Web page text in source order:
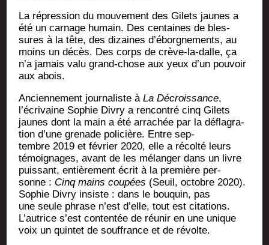
La répres­sion du mou­ve­ment des Gilets jaunes a
été un car­nage humain. Des cen­taines de bles­
sures à la tête, des dizaines d’éborgnements, au
moins un décès. Des corps de crève-la-dalle, ça
n’a jamais valu grand-chose aux yeux d’un pou­voir
aux abois.
Ancien­ne­ment jour­na­liste à La Décrois­sance,
l’écrivaine Sophie Divry a ren­con­tré cinq Gilets
jaunes dont la main a été arra­chée par la défla­gra­
tion d’une gre­nade poli­cière. Entre sep­
tembre 2019 et février 2020, elle a récol­té leurs
témoi­gnages, avant de les mélan­ger dans un livre
puis­sant, entiè­re­ment écrit à la pre­mière per­
sonne : Cinq mains cou­pées (Seuil, octobre 2020).
Sophie Divry insiste : dans le bou­quin, pas
une seule phrase n’est d’elle, tout est cita­tions.
L’autrice s’est conten­tée de réunir en une unique
voix un quin­tet de souf­france et de révolte.